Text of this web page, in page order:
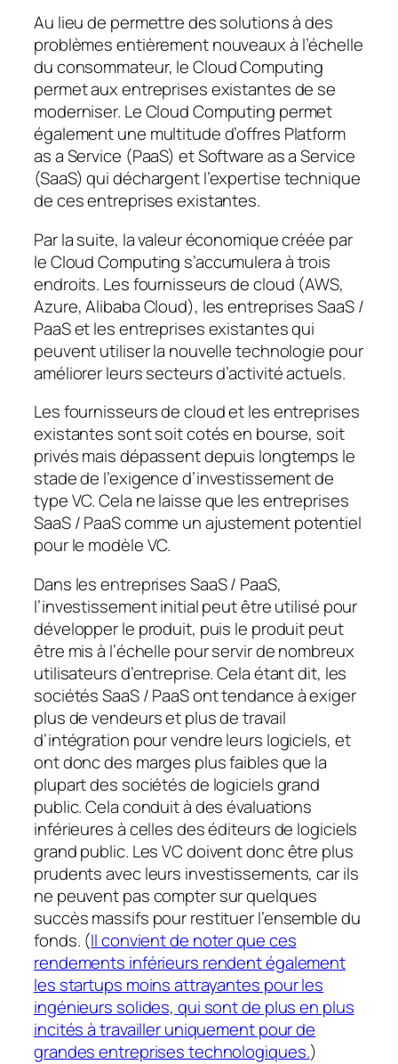
Au lieu de permettre des solutions à des
problèmes entièrement nouveaux à l’échelle
du consommateur, le Cloud Computing
permet aux entreprises existantes de se
moderniser. Le Cloud Computing permet
également une multitude d’offres Platform
as a Service (PaaS) et Software as a Service
(SaaS) qui déchargent l’expertise technique
de ces entreprises existantes.
Par la suite, la valeur économique créée par
le Cloud Computing s’accumulera à trois
endroits. Les fournisseurs de cloud (AWS,
Azure, Alibaba Cloud), les entreprises SaaS /
PaaS et les entreprises existantes qui
peuvent utiliser la nouvelle technologie pour
améliorer leurs secteurs d’activité actuels.
Les fournisseurs de cloud et les entreprises
existantes sont soit cotés en bourse, soit
privés mais dépassent depuis longtemps le
stade de l’exigence d’investissement de
type VC. Cela ne laisse que les entreprises
SaaS / PaaS comme un ajustement potentiel
pour le modèle VC.
Dans les entreprises SaaS / PaaS,
l’investissement initial peut être utilisé pour
développer le produit, puis le produit peut
être mis à l’échelle pour servir de nombreux
utilisateurs d’entreprise. Cela étant dit, les
sociétés SaaS / PaaS ont tendance à exiger
plus de vendeurs et plus de travail
d’intégration pour vendre leurs logiciels, et
ont donc des marges plus faibles que la
plupart des sociétés de logiciels grand
public. Cela conduit à des évaluations
inférieures à celles des éditeurs de logiciels
grand public. Les VC doivent donc être plus
prudents avec leurs investissements, car ils
ne peuvent pas compter sur quelques
succès massifs pour restituer l’ensemble du
fonds. (Il convient de noter que ces
rendements inférieurs rendent également
les startups moins attrayantes pour les
ingénieurs solides, qui sont de plus en plus
incités à travailler uniquement pour de
grandes entreprises technologiques.)